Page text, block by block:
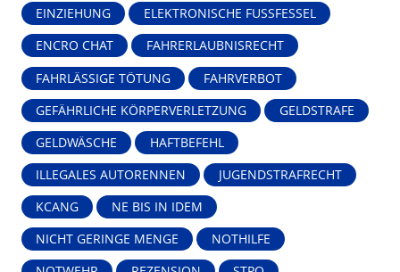
EINZIEHUNG ELEKTRONISCHE FUSSFESSEL
ENCRO CHAT FAHRERLAUBNISRECHT
FAHRLÄSSIGE TÖTUNG FAHRVERBOT
GEFÄHRLICHE KÖRPERVERLETZUNG GELDSTRAFE
GELDWÄSCHE HAFTBEFEHL
ILLEGALES AUTORENNEN JUGENDSTRAFRECHT
KCANG NE BIS IN IDEM
NICHT GERINGE MENGE NOTHILFE